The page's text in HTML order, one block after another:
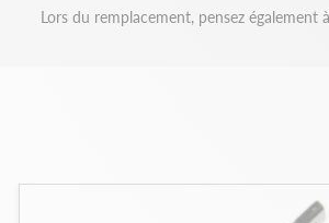
Lors du remplacement, pensez